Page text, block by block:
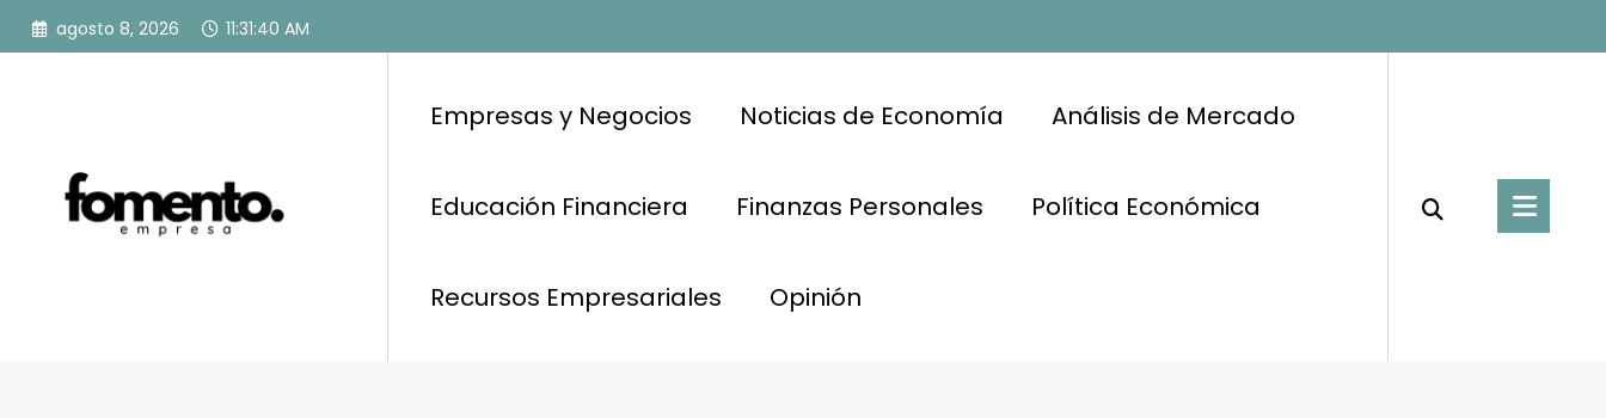
Saltar
agosto 8, 2026 11:31:41 AM
Empresas y Negocios Noticias de Economía Análisis de Mercado
Educación Financiera Finanzas Personales Política Económica
Recursos Empresariales Opinión